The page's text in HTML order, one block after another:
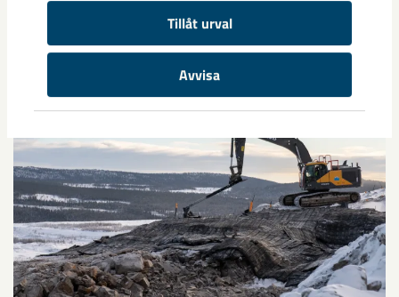
Tillåt urval
Avvisa